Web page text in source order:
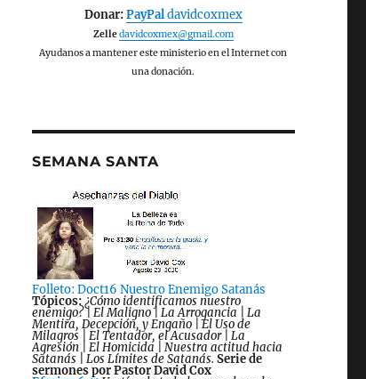
Donar:PayPaldavidcoxmex
Zelledavidcoxmex@gmail.com
Ayudanos a mantener este ministerio en el Internet con
una donación.
SEMANA SANTA
Folleto: Doct16 Nuestro Enemigo Satanás
Tópicos:¿Cómo identificamos nuestro
enemigo? | El Maligno | La Arrogancia | La
Mentira, Decepción, y Engaño | El Uso de
Milagros | El Tentador, el Acusador | La
Agresión | El Homicida | Nuestra actitud hacia
Satanás | Los Límites de Satanás. Serie de
sermones por Pastor David Cox